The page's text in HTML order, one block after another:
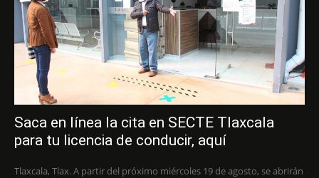
Saca en línea la cita en SECTE Tlaxcala
para tu licencia de conducir, aquí
Tlaxcala, Tlax. A partir del próximo miércoles 19 de agosto, se abrirán